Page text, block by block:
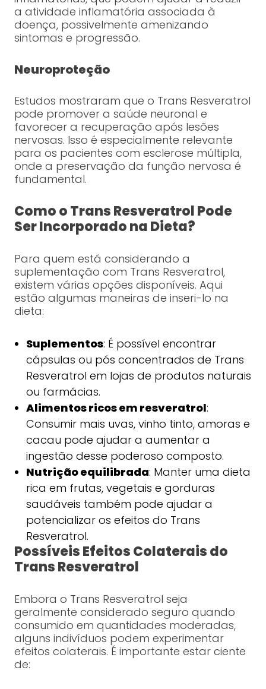
a atividade inflamatória associada à
doença, possivelmente amenizando
sintomas e progressão.
Neuroproteção
Estudos mostraram que o Trans Resveratrol
pode promover a saúde neuronal e
favorecer a recuperação após lesões
nervosas. Isso é especialmente relevante
para os pacientes com esclerose múltipla,
onde a preservação da função nervosa é
fundamental.
Como o Trans Resveratrol Pode
Ser Incorporado na Dieta?
Para quem está considerando a
suplementação com Trans Resveratrol,
existem várias opções disponíveis. Aqui
estão algumas maneiras de inseri-lo na
dieta:
Suplementos: É possível encontrar
cápsulas ou pós concentrados de Trans
Resveratrol em lojas de produtos naturais
ou farmácias.
Alimentos ricos em resveratrol:
Consumir mais uvas, vinho tinto, amoras e
cacau pode ajudar a aumentar a
ingestão desse poderoso composto.
Nutrição equilibrada: Manter uma dieta
rica em frutas, vegetais e gorduras
saudáveis também pode ajudar a
potencializar os efeitos do Trans
Resveratrol.
Possíveis Efeitos Colaterais do
Trans Resveratrol
Embora o Trans Resveratrol seja
geralmente considerado seguro quando
consumido em quantidades moderadas,
alguns indivíduos podem experimentar
efeitos colaterais. É importante estar ciente
de: